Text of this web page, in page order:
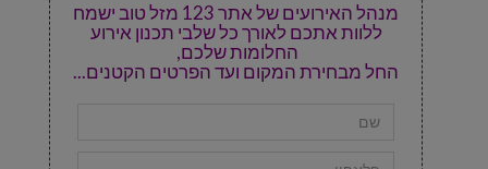
מנהל האירועים של אתר 123 מזל טוב ישמח
ללוות אתכם לאורך כל שלבי תכנון אירוע
החלומות שלכם,
החל מבחירת המקום ועד הפרטים הקטנים...